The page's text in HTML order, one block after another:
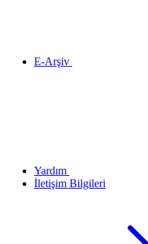
E-Arşiv
Yardım
İletişim Bilgileri